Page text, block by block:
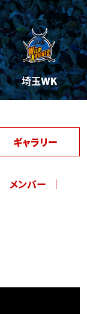
埼玉WK
ギャラリー
メンバー